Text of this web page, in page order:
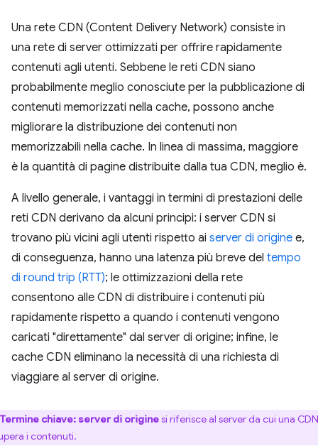
Una rete CDN (Content Delivery Network) consiste in
una rete di server ottimizzati per offrire rapidamente
contenuti agli utenti. Sebbene le reti CDN siano
probabilmente meglio conosciute per la pubblicazione di
contenuti memorizzati nella cache, possono anche
migliorare la distribuzione dei contenuti non
memorizzabili nella cache. In linea di massima, maggiore
è la quantità di pagine distribuite dalla tua CDN, meglio è.
A livello generale, i vantaggi in termini di prestazioni delle
reti CDN derivano da alcuni principi: i server CDN si
trovano più vicini agli utenti rispetto ai server di origine e,
di conseguenza, hanno una latenza più breve del tempo
di round trip (RTT); le ottimizzazioni della rete
consentono alle CDN di distribuire i contenuti più
rapidamente rispetto a quando i contenuti vengono
caricati "direttamente" dal server di origine; infine, le
cache CDN eliminano la necessità di una richiesta di
viaggiare al server di origine.
Termine chiave: server di originesi riferisce al server da cui una CDN
i contenuti.